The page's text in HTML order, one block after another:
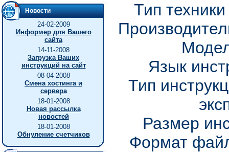
Новости
24-02-2009
Информер для Вашего
сайта
14-11-2008
Загрузка Ваших
инструкций на сайт
08-04-2008
Смена хостинга и
сервера
18-01-2008
Новая рассылка
новостей
18-01-2008
Обнуление счетчиков
Тип
Язык
Тип
Размер
Формат